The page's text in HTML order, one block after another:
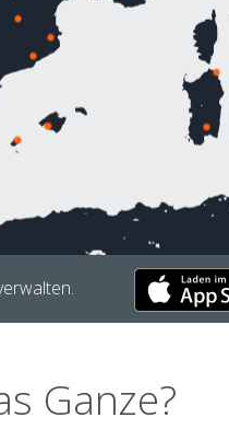
Ganze?